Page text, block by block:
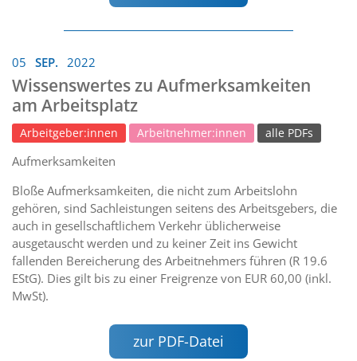
05 SEP. 2022
Wissenswertes zu Aufmerksamkeiten
am Arbeitsplatz
Arbeitgeber:innen Arbeitnehmer:innen alle PDFs
Aufmerksamkeiten
Bloße Aufmerksamkeiten, die nicht zum Arbeitslohn
gehören, sind Sachleistungen seitens des Arbeitsgebers, die
auch in gesellschaftlichem Verkehr üblicherweise
ausgetauscht werden und zu keiner Zeit ins Gewicht
fallenden Bereicherung des Arbeitnehmers führen (R 19.6
EStG). Dies gilt bis zu einer Freigrenze von EUR 60,00 (inkl.
MwSt).
zur PDF-Datei